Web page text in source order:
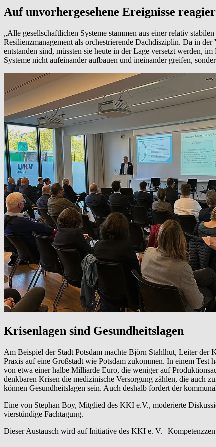
Auf unvorhergesehene Ereignisse
„Alle gesellschaftlichen Systeme stammen aus einer relativ
Resilienzmanagement als orchestrierende Dachdisziplin. Da in
entstanden sind, müssten sie heute in der Lage versetzt werden,
Systeme nicht aufeinander aufbauen und ineinander greifen,
Krisenlagen sind Gesundheitslagen
Am Beispiel der Stadt Potsdam machte Björn Stahlhut, Leiter der
Praxis auf eine Großstadt wie Potsdam zukommen. In einem Test
von etwa einer halbe Milliarde Euro, die weniger auf
denkbaren Krisen die medizinische Versorgung zählen, die auch
können Gesundheitslagen sein. Auch deshalb fordert der
Eine von Stephan Boy, Mitglied des KKI e.V., moderierte
vierstündige Fachtagung.
Dieser Austausch wird auf Initiative des KKI e. V. |